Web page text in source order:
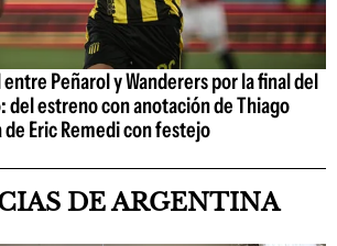
entre Peñarol y Wanderers por la final del
estreno con anotación de Thiago
de Eric Remedi con festejo
DE ARGENTINA